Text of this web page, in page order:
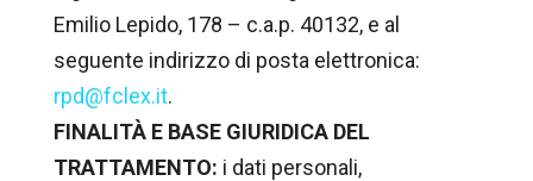
Emilio Lepido, 178 – c.a.p. 40132, e al
seguente indirizzo di posta elettronica:
rpd@fclex.it.
FINALITÀ E BASE GIURIDICA DEL
TRATTAMENTO: i dati personali,